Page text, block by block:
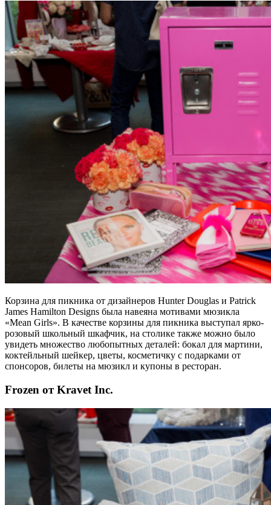
Корзина для пикника от дизайнеров Hunter Douglas и Patrick
James Hamilton Designs была навеяна мотивами мюзикла
«Mean Girls». В качестве корзины для пикника выступал ярко-
розовый школьный шкафчик, на столике также можно было
увидеть множество любопытных деталей: бокал для мартини,
коктейльный шейкер, цветы, косметичку с подарками от
спонсоров, билеты на мюзикл и купоны в ресторан.
Frozen от Kravet Inc.